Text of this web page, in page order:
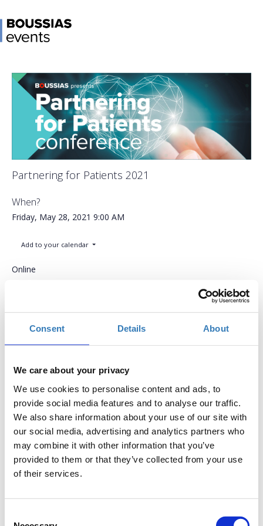
Consent Details About
We care about your privacy
We use cookies to personalise content and ads, to
provide social media features and to analyse our traffic.
We also share information about your use of our site with
our social media, advertising and analytics partners who
may combine it with other information that you’ve
provided to them or that they’ve collected from your use
of their services.
Partnering for Patients 2021
When?
Friday, May 28, 2021 9:00 AM
Add to your calendar
Online
Η ενδυνάμωση των ασθενών έχει αναδειχθεί τα τελευταία
αναγκών των ασθενών, συνάπτονται συνεργασίες με στόχο
την παροχή εξειδικευμένων υπηρεσιών, σε πολλά επίπεδα,
στις οποίες εμπλέκονται οι ασθενείς, οι οικογένειές τους, οι
επαγγελματίες υγείας, οι διαχειριστές της υγειονομικής
περίθαλψης κ.α. Η ασθενοκεντρική προσέγγιση αποτελεί,
ολοένα και περισσότερο, προτεραιότητα για τις επιχειρήσεις,
ενώ πολλές εταιρείες έχουν πλέον προσαρμόσει την
στρατηγική τους με επίκεντρο τον ασθενή.
www.partneringforpatients.gr